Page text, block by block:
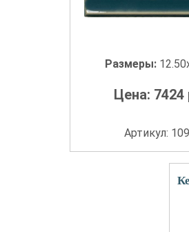
Размеры:
Цена: 7424
Артикул: